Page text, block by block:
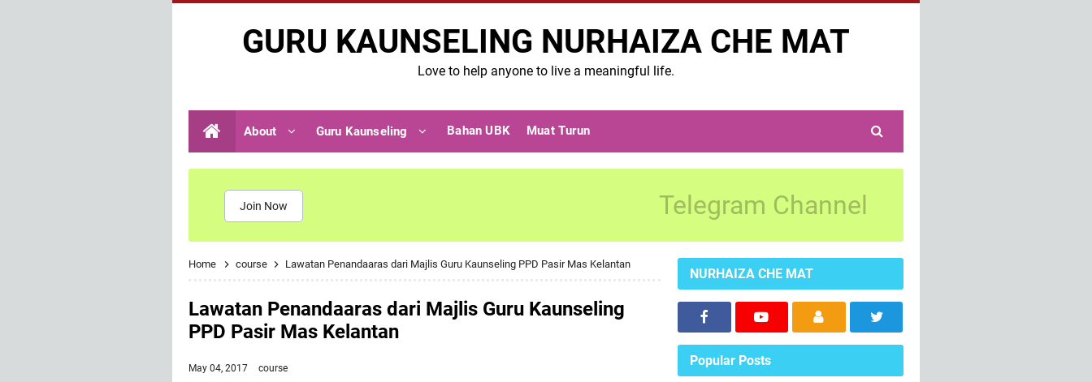
GURU KAUNSELING NURHAIZA CHE MAT
Love to help anyone to live a meaningful life.
About Guru Kaunseling Bahan UBK Muat Turun
Join Now Telegram Channel
Home course Lawatan Penandaaras dari Majlis Guru Kaunseling PPD Pasir Mas Kelantan
Lawatan Penandaaras dari Majlis Guru Kaunseling
PPD Pasir Mas Kelantan
May 04, 2017 course
NURHAIZA CHE MAT
Popular Posts